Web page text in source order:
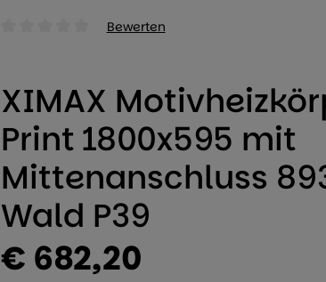
Bewerten
XIMAX
Print 1800x595 mit
Mittenanschluss
Wald P39
Regulärer Preis:
€ 682,20